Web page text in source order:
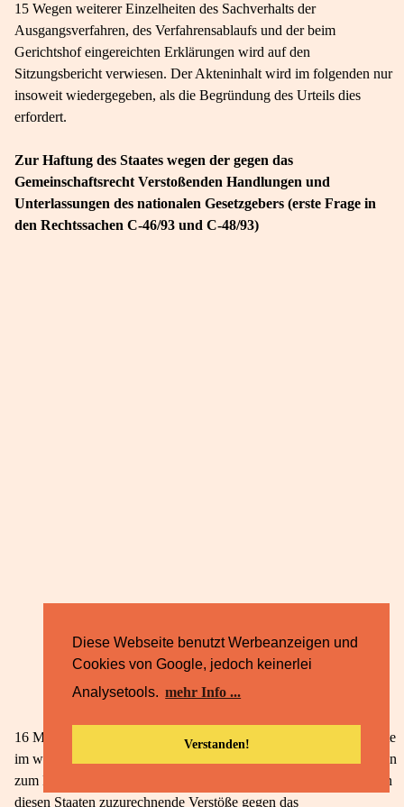
Diese Webseite benutzt Werbeanzeigen und
Cookies von Google, jedoch keinerlei
Analysetools. mehr Info ...
Verstanden!
15 Wegen weiterer Einzelheiten des Sachverhalts der
Ausgangsverfahren, des Verfahrensablaufs und der beim
Gerichtshof eingereichten Erklärungen wird auf den
Sitzungsbericht verwiesen. Der Akteninhalt wird im folgenden nur
insoweit wiedergegeben, als die Begründung des Urteils dies
erfordert.
Zur Haftung des Staates wegen der gegen das
Gemeinschaftsrecht Verstoßenden Handlungen und
Unterlassungen des nationalen Gesetzgebers (erste Frage in
den Rechtssachen C-46/93 und C-48/93)
16 Mit ihrer ersten Frage möchten die beiden vorlegenden Gerichte
im wesentlichen wissen, ob der Grundsatz, dass die Mitgliedstaaten
zum Ersatz der Schäden verpflichtet sind, die dem einzelnen durch
diesen Staaten zuzurechnende Verstöße gegen das